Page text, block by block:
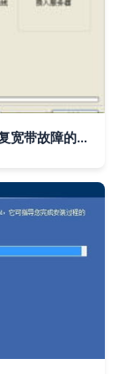
宽带错误检测修复软件 —— 一键诊断与修复宽带故障的智能辅助工具 v1.0绿色版